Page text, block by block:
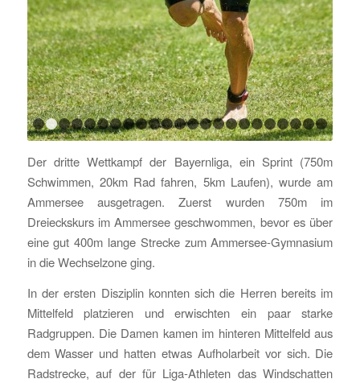
1 2 3 4 5 6 7 8 9 1011121314151617
Der dritte Wettkampf der Bayernliga, ein Sprint (750m
Schwimmen, 20km Rad fahren, 5km Laufen), wurde am
Ammersee ausgetragen. Zuerst wurden 750m im
Dreieckskurs im Ammersee geschwommen, bevor es über
eine gut 400m lange Strecke zum Ammersee-Gymnasium
in die Wechselzone ging.
In der ersten Disziplin konnten sich die Herren bereits im
Mittelfeld platzieren und erwischten ein paar starke
Radgruppen. Die Damen kamen im hinteren Mittelfeld aus
dem Wasser und hatten etwas Aufholarbeit vor sich. Die
Radstrecke, auf der für Liga-Athleten das Windschatten